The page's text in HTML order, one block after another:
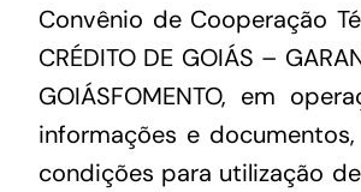
Convênio de Cooperação
CRÉDITO DE GOIÁS –
GOIÁSFOMENTO, em
informações e
condições para utilização